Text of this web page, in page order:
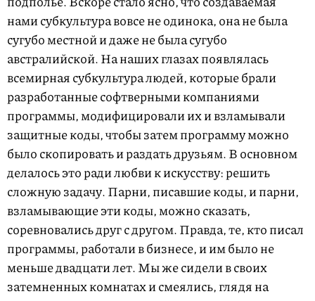
нами субкультура вовсе не одинока, она не была
сугубо местной и даже не была сугубо
австралийской. На наших глазах появлялась
всемирная субкультура людей, которые брали
разработанные софтверными компаниями
программы, модифицировали их и взламывали
защитные коды, чтобы затем программу можно
было скопировать и раздать друзьям. В основном
делалось это ради любви к искусству: решить
сложную задачу. Парни, писавшие коды, и парни,
взламывающие эти коды, можно сказать,
соревновались друг с другом. Правда, те, кто писал
программы, работали в бизнесе, и им было не
меньше двадцати лет. Мы же сидели в своих
затемненных комнатах и смеялись, глядя на